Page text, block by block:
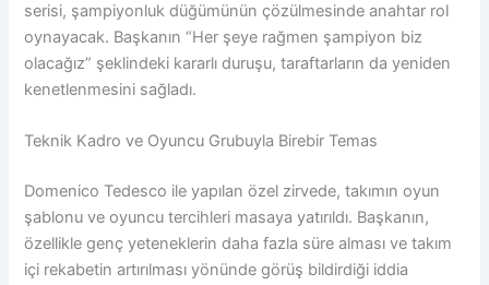
serisi, şampiyonluk düğümünün çözülmesinde anahtar rol
oynayacak. Başkanın “Her şeye rağmen şampiyon biz
olacağız” şeklindeki kararlı duruşu, taraftarların da yeniden
kenetlenmesini sağladı.
Teknik Kadro ve Oyuncu Grubuyla Birebir Temas
Domenico Tedesco ile yapılan özel zirvede, takımın oyun
şablonu ve oyuncu tercihleri masaya yatırıldı. Başkanın,
özellikle genç yeteneklerin daha fazla süre alması ve takım
içi rekabetin artırılması yönünde görüş bildirdiği iddia